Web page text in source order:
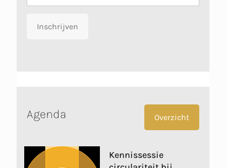
Inschrijven
Agenda Overzicht
Kennissessie